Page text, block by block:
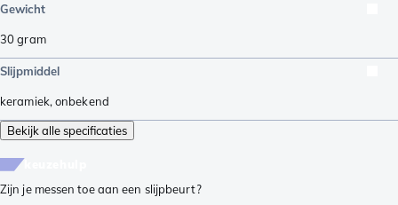
Gewicht
30gram
Slijpmiddel
keramiek,onbekend
Bekijk alle specificaties
Zijn je messen toe aan een slijpbeurt?